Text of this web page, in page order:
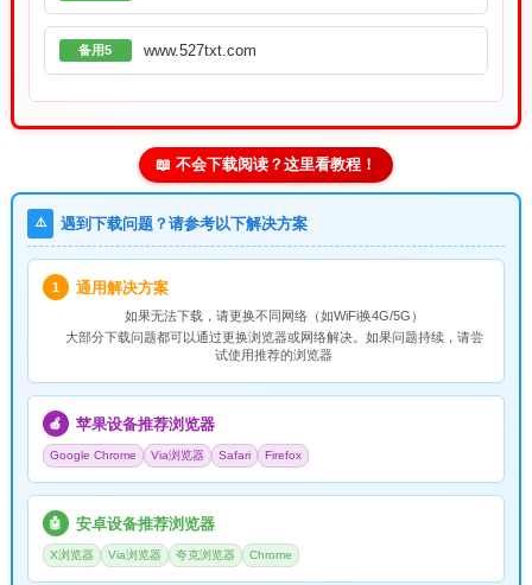
备用5 www.527txt.com
📖 不会下载阅读？这里看教程！
⚠️ 遇到下载问题？请参考以下解决方案
1 通用解决方案
如果无法下载，请更换不同网络（如WiFi换4G/5G）
大部分下载问题都可以通过更换浏览器或网络解决。如果问题持续，请尝
试使用推荐的浏览器
🍎 苹果设备推荐浏览器
Google Chrome Via浏览器 Safari Firefox
🤖 安卓设备推荐浏览器
X浏览器 Via浏览器 夸克浏览器 Chrome